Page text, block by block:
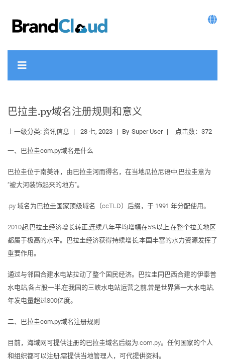
巴拉圭.py域名注册规则和意义
上一级分类: 资讯信息 28 七, 2023 By Super User 点击数：372
一、巴拉圭com.py域名是什么
巴拉圭位于南美洲，由巴拉圭河而得名，在当地瓜拉尼语中,巴拉圭意为
“被大河装饰起来的地方”。
.py 域名为巴拉圭国家顶级域名（ccTLD）后缀，于 1991 年分配使用。
2010起,巴拉圭经济增长转正,连续八年平均增幅在5%以上,在整个拉美地区
都属于极高的水平。巴拉圭经济获得持续增长,本国丰富的水力资源发挥了
重要作用。
通过与邻国合建水电站拉动了整个国民经济。巴拉圭同巴西合建的伊泰普
水电站,各占股一半,在我国的三峡水电站运营之前,曾是世界第一大水电站,
年发电量超过800亿度。
二、巴拉圭com.py域名注册规则
目前，海域网可提供注册的巴拉圭域名后缀为.com.py。任何国家的个人
和组织都可以注册,需提供当地管理人，可代提供资料。